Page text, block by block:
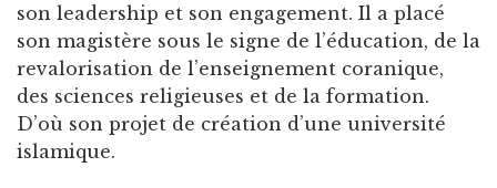
son leadership et son engagement. Il a placé
son magistère sous le signe de l’éducation, de la
revalorisation de l’enseignement coranique,
des sciences religieuses et de la formation.
D’où son projet de création d’une université
islamique.